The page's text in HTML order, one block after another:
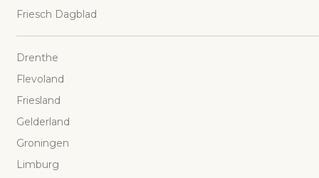
Friesch Dagblad
Drenthe
Flevoland
Friesland
Gelderland
Groningen
Limburg